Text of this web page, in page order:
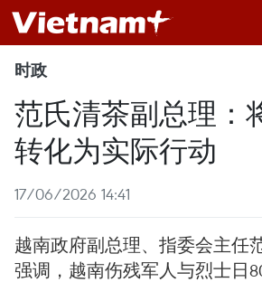
时政
范氏清茶副总理：
转化为实际行动
17/06/2026 14:41
越南政府副总理、指委会主任
强调，越南伤残军人与烈士日